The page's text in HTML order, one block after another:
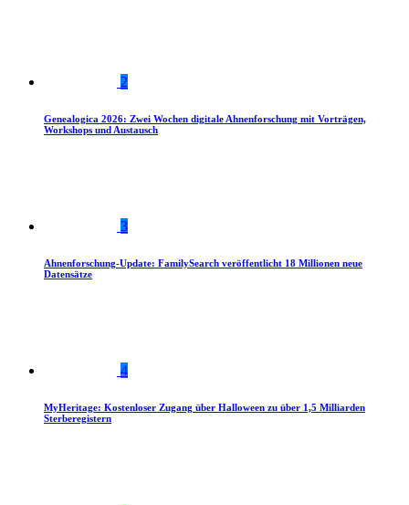
2
Genealogica 2026: Zwei Wochen digitale Ahnenforschung mit Vorträgen,
Workshops und Austausch
3
Ahnenforschung-Update: FamilySearch veröffentlicht 18 Millionen neue
Datensätze
4
MyHeritage: Kostenloser Zugang über Halloween zu über 1,5 Milliarden
Sterberegistern